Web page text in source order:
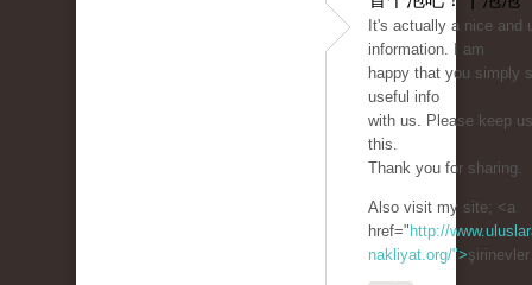
It's actually a nice and
information. I am
happy that you simply
useful info
with us. Please keep
this.
Thank you for sharing.
Also visit my site; <a
href=" http://
nakliyat.org/">